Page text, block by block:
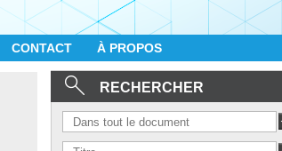
CONTACT À PROPOS
RECHERCHER